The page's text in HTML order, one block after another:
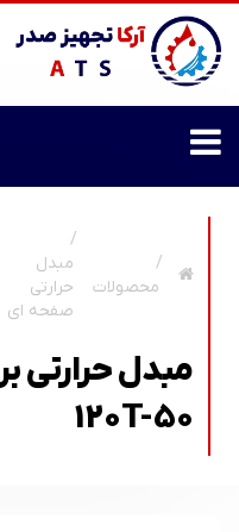
محصولات
مبدل
حرارتی
صفحه ای
120T-50